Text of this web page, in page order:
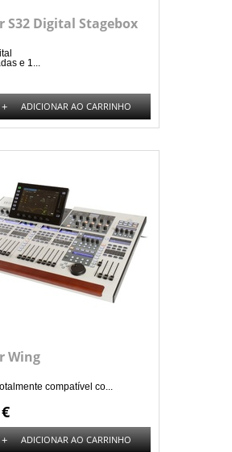
S32 Digital Stagebox
e 1...
+ ADICIONAR AO CARRINHO
Wing
compatível co...
+ ADICIONAR AO CARRINHO